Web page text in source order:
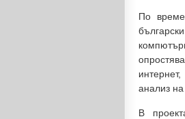
По
анализ
В